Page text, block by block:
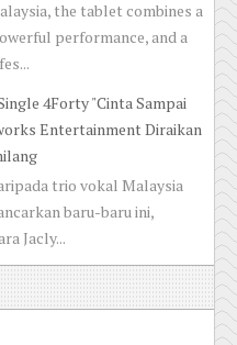
the tablet combines a
performance, and a
4Forty "Cinta Sampai
Entertainment Diraikan
trio vokal Malaysia
baru-baru ini,
Jacly...